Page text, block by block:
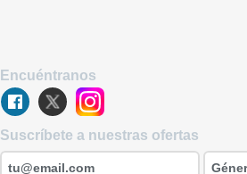
Encuéntranos
Suscríbete a nuestras ofertas